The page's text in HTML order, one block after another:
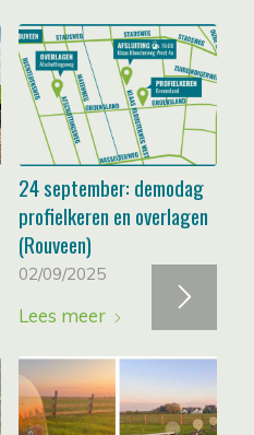
24 september: demodag
profielkeren en overlagen
(Rouveen)
02/09/2025
Lees meer